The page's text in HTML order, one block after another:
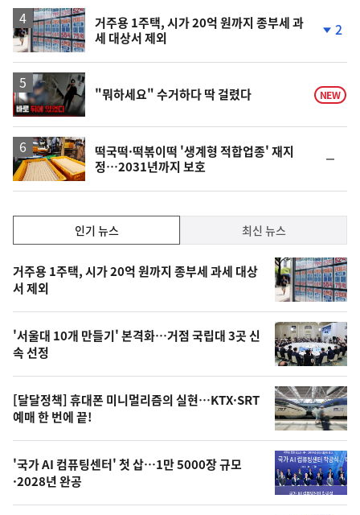
거주용 1주택, 시가 20억 원까지 종부세 과
세 대상서 제외
락
2
영
상
"뭐하세요" 수거하다 딱 걸렸다 NEW
떡국떡·떡볶이떡 '생계형 적합업종' 재지
정…2031년까지 보호
일
기,
최
신,
오
늘
의
영
상
오
늘
인기 뉴스 최신 뉴스
기
뉴
스
거주용 1주택, 시가 20억 원까지 종부세 과세 대상
서 제외
'서울대 10개 만들기' 본격화…거점 국립대 3곳 신
속 선정
[달달정책] 휴대폰 미니멀리즘의 실현…KTX·SRT
예매 한 번에 끝!
'국가 AI 컴퓨팅센터' 첫 삽…1만 5000장 규모
·2028년 완공